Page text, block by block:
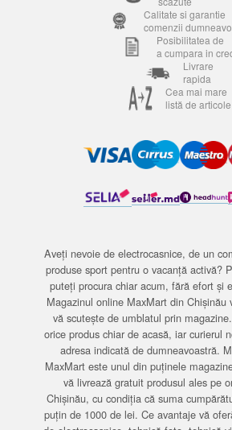
Calitate si garantie
comenzii
Posibilitatea de
a cumpara in
Livrare
rapida
Cea mai mare
listă de articole
Aveți nevoie de electrocasnice, de un
produse sport pentru o vacanță activă?
puteți procura chiar acum, fără efort și
Magazinul online MaxMart din Chișinău
vă scutește de umblatul prin
orice produs chiar de acasă, iar curierul
adresa indicată de dumneavoastră.
MaxMart este unul din puținele
vă livrează gratuit produsul ales pe
Chișinău, cu condiția că suma
puțin de 1000 de lei. Ce avantaje vă